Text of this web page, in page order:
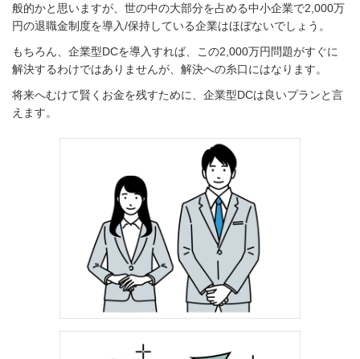
般的かと思いますが、世の中の大部分を占める中小企業で2,000万
円の退職金制度を導入/保持している企業はほぼないでしょう。
もちろん、企業型DCを導入すれば、この2,000万円問題がすぐに
解決するわけではありませんが、解決への糸口にはなります。
将来へむけて賢くお金を残すために、企業型DCは良いプランと言
えます。